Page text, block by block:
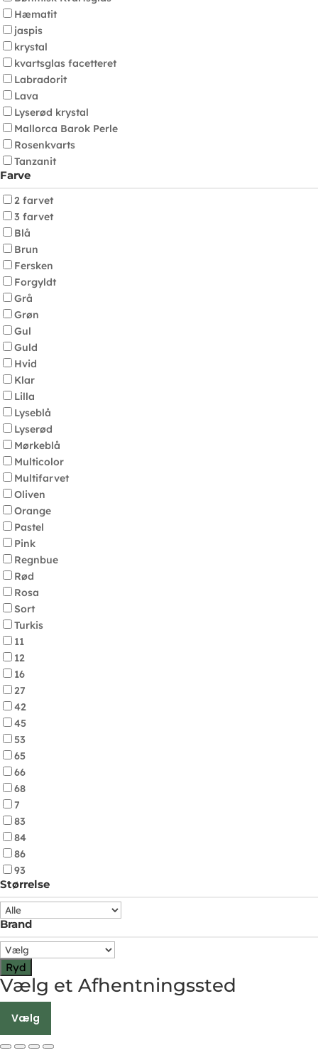
Hæmatit
jaspis
krystal
kvartsglas facetteret
Labradorit
Lava
Lyserød krystal
Mallorca Barok Perle
Rosenkvarts
Tanzanit
Farve
2 farvet
3 farvet
Blå
Brun
Fersken
Forgyldt
Grå
Grøn
Gul
Guld
Hvid
Klar
Lilla
Lyseblå
Lyserød
Mørkeblå
Multicolor
Multifarvet
Oliven
Orange
Pastel
Pink
Regnbue
Rød
Rosa
Sort
Turkis
11
12
16
27
42
45
53
65
66
68
7
83
84
86
93
Størrelse
Brand
Ryd
Vælg et Afhentningssted
Vælg